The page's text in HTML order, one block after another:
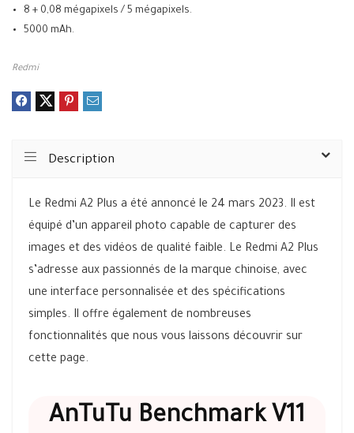
8 + 0,08 mégapixels / 5 mégapixels.
5000 mAh.
Redmi
Description
Le Redmi A2 Plus a été annoncé le 24 mars 2023. Il est
équipé d’un appareil photo capable de capturer des
images et des vidéos de qualité faible. Le Redmi A2 Plus
s’adresse aux passionnés de la marque chinoise, avec
une interface personnalisée et des spécifications
simples. Il offre également de nombreuses
fonctionnalités que nous vous laissons découvrir sur
cette page.
AnTuTu Benchmark V11